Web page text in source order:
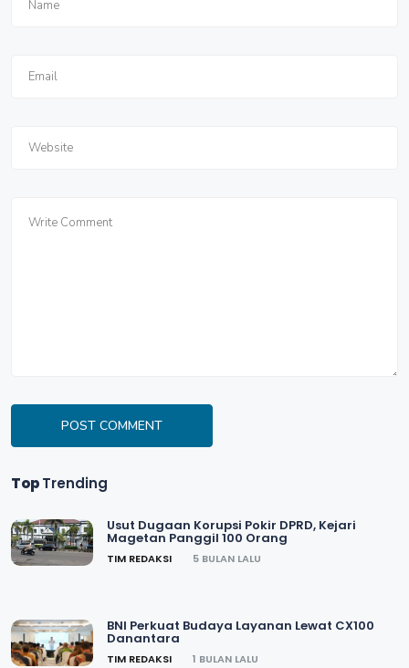
POST COMMENT
TopTrending
Usut Dugaan Korupsi Pokir DPRD, Kejari
Magetan Panggil 100 Orang
TIM REDAKSI 5 BULAN LALU
BNI Perkuat Budaya Layanan Lewat CX100
Danantara
TIM REDAKSI 1 BULAN LALU